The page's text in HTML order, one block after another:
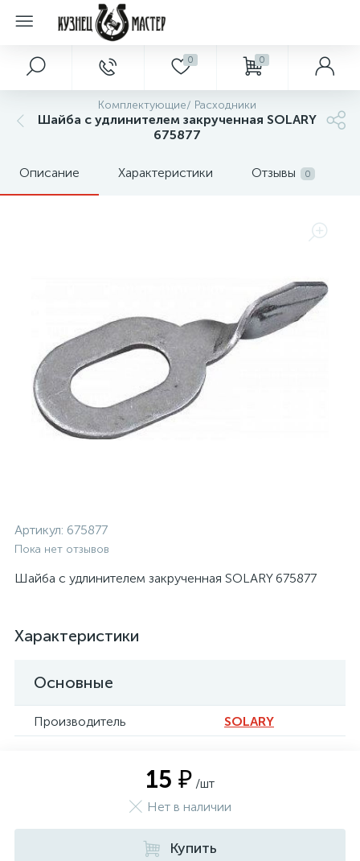
0 0
Комплектующие/ Расходники
Шайба с удлинителем закрученная SOLARY
675877
Описание Характеристики Отзывы 0
Артикул: 675877
Пока нет отзывов
Шайба с удлинителем закрученная SOLARY 675877
Характеристики
Основные
Производитель SOLARY
15 ₽ /шт
Нет в наличии
Купить